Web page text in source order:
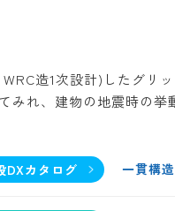
造1次設計)したグリ
れ、建物の地震時の挙
DXカタログ 一貫構